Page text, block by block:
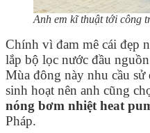
Anh em kĩ thuật tới công
Chính vì đam mê cái đẹp
lắp bộ lọc nước đầu nguồn
Mùa đông này nhu cầu
sinh hoạt nên anh cũng
nóng bơm nhiệt heat
Pháp.